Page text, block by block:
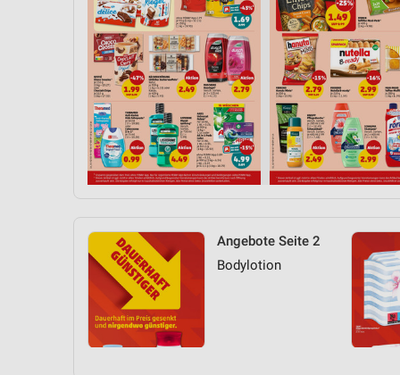
Angebote Seite 2
Bodylotion